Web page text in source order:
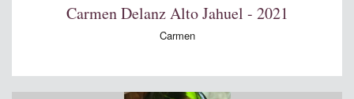
Carmen Delanz Alto Jahuel - 2021
Carmen